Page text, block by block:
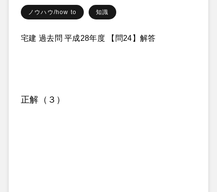
ノウハウ/how to 知識
宅建 過去問 平成28年度 【問24】解答
正解（３）